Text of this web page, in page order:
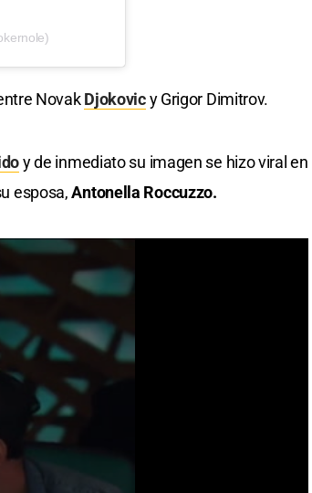
NovakDjokovicy Grigor Dimitrov.
y de inmediato su imagen se hizo viral en
esposa,Antonella Roccuzzo.